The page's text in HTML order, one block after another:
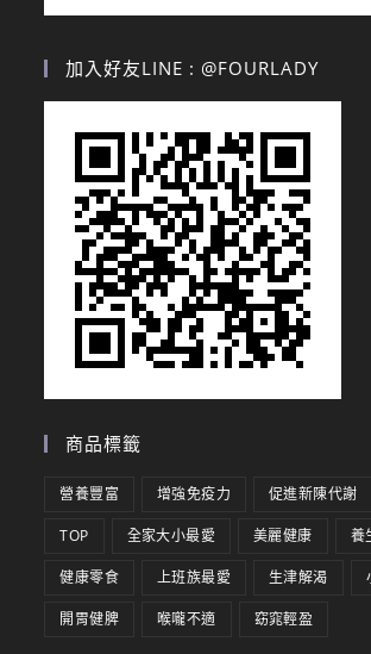
加入好友LINE : @FOURLADY
商品標籤
營養豐富 增強免疫力 促進新陳代謝
TOP 全家大小最愛 美麗健康 養
健康零食 上班族最愛 生津解渴
開胃健脾 喉嚨不適 窈窕輕盈